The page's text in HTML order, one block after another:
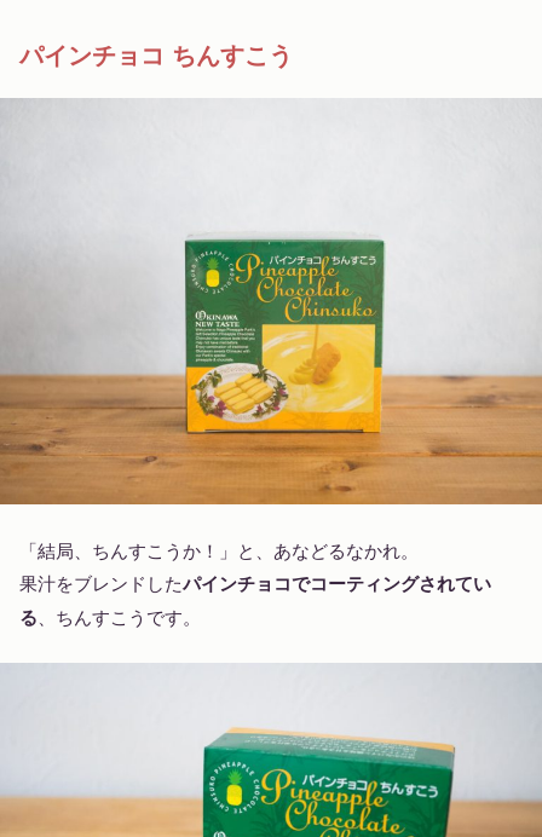
パインチョコ ちんすこう
「結局、ちんすこうか！」と、あなどるなかれ。
果汁をブレンドしたパインチョコでコーティングされてい
る、ちんすこうです。